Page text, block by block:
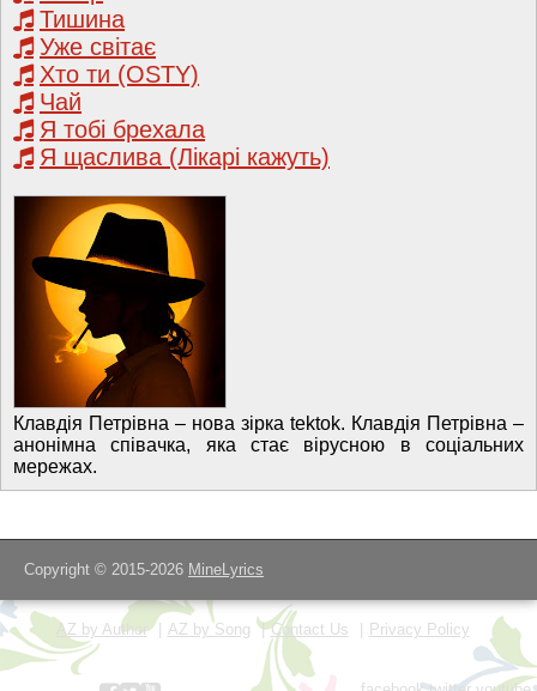
Тишина
Уже світає
Хто ти (OSTY)
Чай
Я тобі брехала
Я щаслива (Лікарі кажуть)
Клавдія Петрівна – нова зірка tektok. Клавдія Петрівна –
анонімна співачка, яка стає вірусною в соціальних
мережах.
Copyright © 2015-2026 MineLyrics
AZ by Author AZ by Song Contact Us Privacy Policy